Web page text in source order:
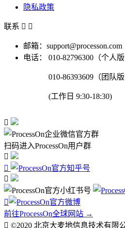
隐私政策
联系  
邮箱：support@processon.com
电话：
010-82796300（个人版
010-86393609（团队版
(工作日 9:30-18:30)

扫码进入ProcessOn用户群




前往ProcessOn全球网站 →
 ©2020 北京大麦地信息技术有限